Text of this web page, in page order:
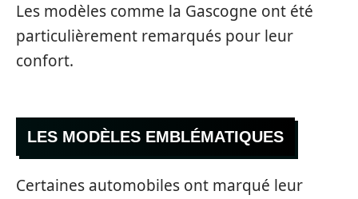
Les modèles comme la Gascogne ont été
particulièrement remarqués pour leur
confort.
LES MODÈLES EMBLÉMATIQUES
Certaines automobiles ont marqué leur